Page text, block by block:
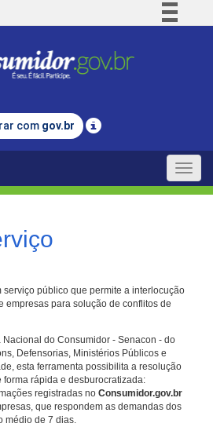
Comunica BR
Legislação
com gov.br
Toggle
serviço público que permite a interlocução
empresas para solução de conflitos de
do Consumidor - Senacon - do
Defensorias, Ministérios Públicos e
esta ferramenta possibilita a resolução
rápida e desburocratizada:
registradas no Consumidor.gov.br
que respondem as demandas dos
médio de 7 dias.